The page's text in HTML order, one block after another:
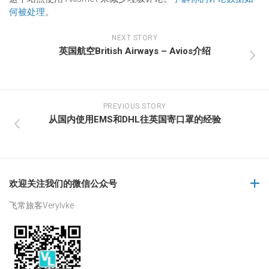
何被处理。
NEXT STORY
英国航空British Airways – Avios介绍
PREVIOUS STORY
从国内使用EMS和DHL往英国寄口罩的经验
欢迎关注我们的微信公众号
飞常旅客Verylvke